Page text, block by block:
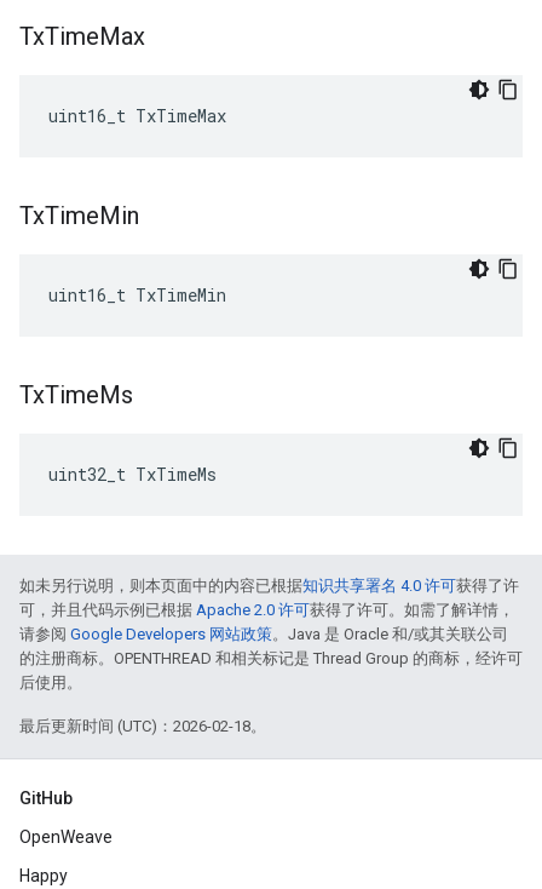
TxTimeMax
uint16_t TxTimeMax
TxTimeMin
uint16_t TxTimeMin
TxTimeMs
uint32_t TxTimeMs
如未另行说明，则本页面中的内容已根据知识共享署名 4.0 许可获得了许
可，并且代码示例已根据 Apache 2.0 许可获得了许可。如需了解详情，
请参阅 Google Developers 网站政策。Java 是 Oracle 和/或其关联公司
的注册商标。OPENTHREAD 和相关标记是 Thread Group 的商标，经许可
后使用。
最后更新时间 (UTC)：2026-02-18。
GitHub
OpenWeave
Happy